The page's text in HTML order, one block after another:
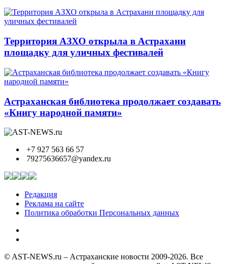
Территория АЗХО открыла в Астрахани
площадку для уличных фестивалей
Астраханская библиотека продолжает создавать
«Книгу народной памяти»
+7 927 563 66 57
79275636657@yandex.ru
Редакция
Реклама на сайте
Политика обработки Персональных данных
© AST-NEWS.ru – Астраханские новости 2009-2026. Все